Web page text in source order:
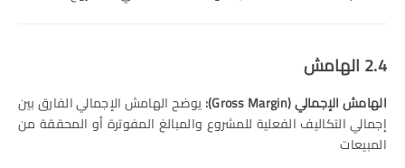
2.4 الهامش
الهامش الإجمالي(Gross Margin):
يوضح الهامش الإجمالي الفارق بين
إجمالي التكاليف الفعلية للمشروع والمبالغ المفوترة أو المحققة من
المبيعات